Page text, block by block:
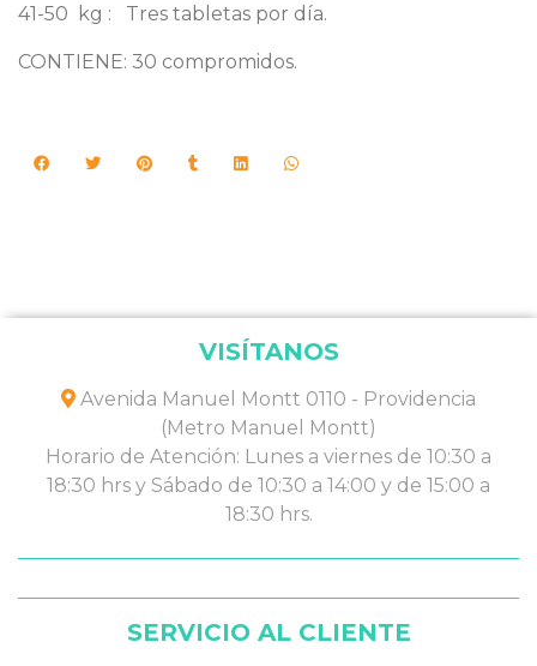
41-50 kg : Tres tabletas por día.
CONTIENE: 30 compromidos.
VISÍTANOS
Avenida Manuel Montt 0110 - Providencia
(Metro Manuel Montt)
Horario de Atención: Lunes a viernes de 10:30 a
18:30 hrs y Sábado de 10:30 a 14:00 y de 15:00 a
18:30 hrs.
SERVICIO AL CLIENTE